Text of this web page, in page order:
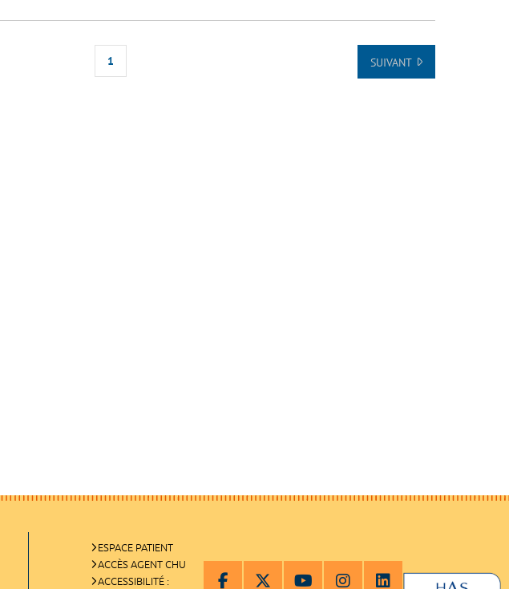
1 SUIVANT
ESPACE PATIENT
ACCÈS AGENT CHU
ACCESSIBILITÉ :